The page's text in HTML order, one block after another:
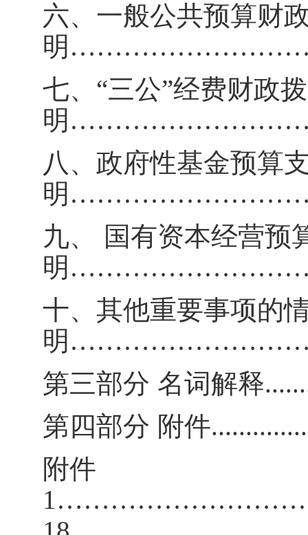
六、一般公共预算财
明
七、 “三公”经费财政
明
八、政府性基金预算
明
九、
国有资本经营预
明
十、 其他重要事项的
明
第三部分 名词解释
第四部分 附件
附件